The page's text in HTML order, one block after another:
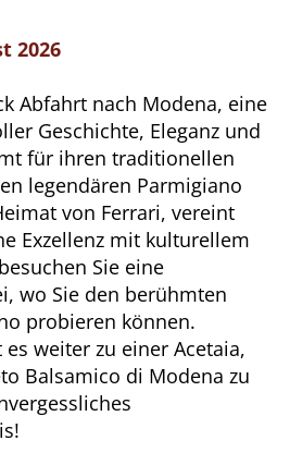
2026
Abfahrt nach Modena, eine
Geschichte, Eleganz und
für ihren traditionellen
legendären Parmigiano
von Ferrari, vereint
Exzellenz mit kulturellem
Sie eine
wo Sie den berühmten
probieren können.
weiter zu einer Acetaia,
Balsamico di Modena zu